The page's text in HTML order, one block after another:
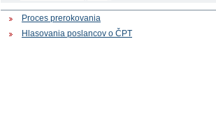
Proces prerokovania
Hlasovania poslancov o ČPT